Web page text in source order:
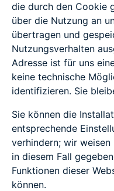
die durch den Cookie
über die Nutzung an
übertragen und
Nutzungsverhalten
Adresse ist für uns
keine technische
identifizieren. Sie
Sie können die
entsprechende
verhindern; wir
in diesem Fall
Funktionen dieser
können.